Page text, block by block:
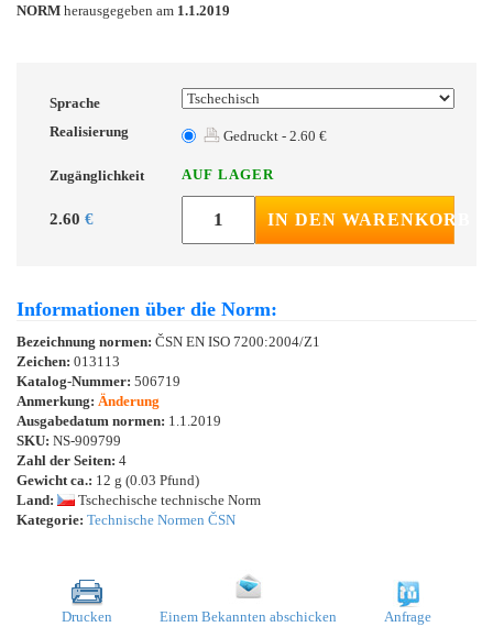
NORM herausgegeben am 1.1.2019
Sprache
Realisierung
Gedruckt - 2.60 €
Zugänglichkeit AUF LAGER
2.60 € IN DEN WARENKORB
Informationen über die Norm:
Bezeichnung normen: ČSN EN ISO 7200:2004/Z1
Zeichen: 013113
Katalog-Nummer: 506719
Anmerkung: Änderung
Ausgabedatum normen: 1.1.2019
SKU: NS-909799
Zahl der Seiten: 4
Gewicht ca.: 12 g (0.03 Pfund)
Land:
Tschechische technische Norm
Kategorie: Technische Normen ČSN
Drucken Einem Bekannten abschicken Anfrage